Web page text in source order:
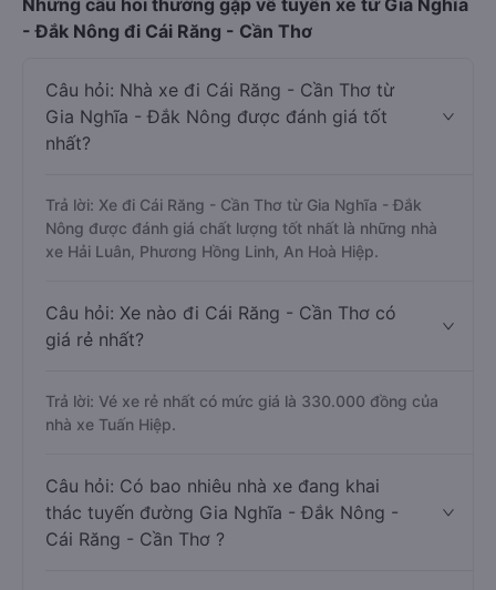
Những câu hỏi thường gặp về tuyến xe từ Gia Nghĩa
- Đắk Nông đi Cái Răng - Cần Thơ
Câu hỏi: Nhà xe đi Cái Răng - Cần Thơ từ
Gia Nghĩa - Đắk Nông được đánh giá tốt
nhất?
Trả lời: Xe đi Cái Răng - Cần Thơ từ Gia Nghĩa - Đắk
Nông được đánh giá chất lượng tốt nhất là những nhà
xe Hải Luân, Phương Hồng Linh, An Hoà Hiệp.
Câu hỏi: Xe nào đi Cái Răng - Cần Thơ có
giá rẻ nhất?
Trả lời: Vé xe rẻ nhất có mức giá là 330.000 đồng của
nhà xe Tuấn Hiệp.
Câu hỏi: Có bao nhiêu nhà xe đang khai
thác tuyến đường Gia Nghĩa - Đắk Nông -
Cái Răng - Cần Thơ ?